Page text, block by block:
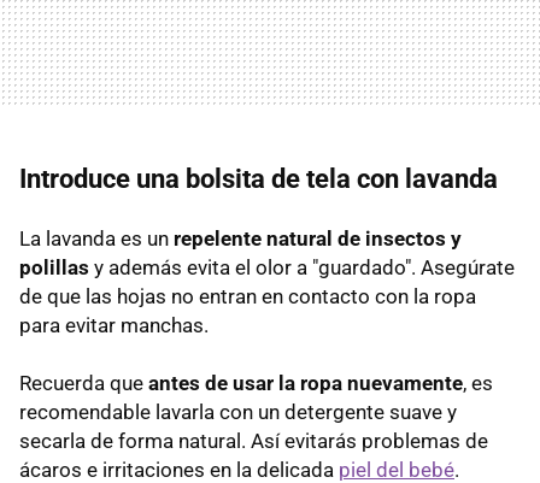
Introduce una bolsita de tela con lavanda
La lavanda es un repelente natural de insectos y
polillas y además evita el olor a "guardado". Asegúrate
de que las hojas no entran en contacto con la ropa
para evitar manchas.
Recuerda que antes de usar la ropa nuevamente, es
recomendable lavarla con un detergente suave y
secarla de forma natural. Así evitarás problemas de
ácaros e irritaciones en la delicada piel del bebé.